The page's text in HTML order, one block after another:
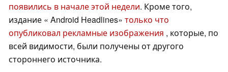
появились в начале этой недели. Кроме того,
издание « Android Headlines» только что
опубликовал рекламные изображения , которые, по
всей видимости, были получены от другого
стороннего источника.